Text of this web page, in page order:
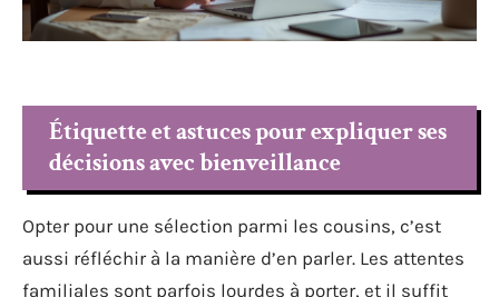
Étiquette et astuces pour expliquer ses
décisions avec bienveillance
Opter pour une sélection parmi les cousins, c’est
aussi réfléchir à la manière d’en parler. Les attentes
familiales sont parfois lourdes à porter, et il suffit